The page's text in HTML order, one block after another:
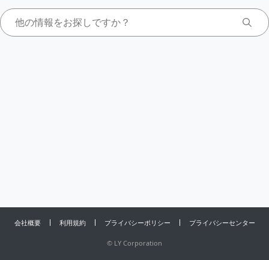
会社概要 利用規約 プライバシーポリシー プライバシーセンター
© LY Corporation